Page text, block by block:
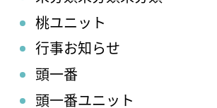
桃ユニット
行事お知らせ
頭一番
頭一番ユニット